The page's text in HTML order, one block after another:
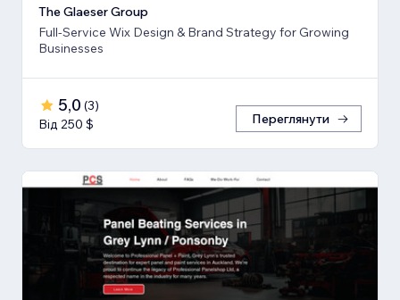
The Glaeser Group
Full-Service Wix Design & Brand Strategy for Growing
Businesses
5,0 (3)
Від 250 $
Переглянути